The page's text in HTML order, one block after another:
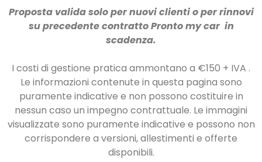
Proposta valida solo per nuovi clienti o per rinnovi
su precedente contratto Pronto my car in
scadenza.
I costi di gestione pratica ammontano a €150 + IVA .
Le informazioni contenute in questa pagina sono
puramente indicative e non possono costituire in
nessun caso un impegno contrattuale. Le immagini
visualizzate sono puramente indicative e possono non
corrispondere a versioni, allestimenti e offerte
disponibili.